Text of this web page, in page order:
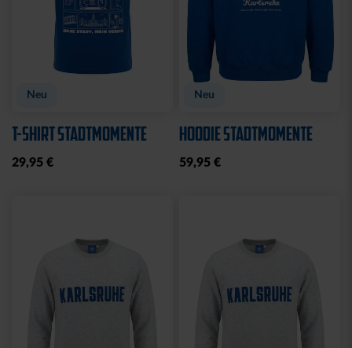
Neu
T-SHIRT STADTMOMENTE
29,95 €
Neu
HOODIE STADTMOMENTE
59,95 €